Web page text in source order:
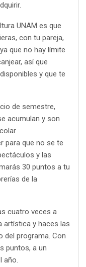
UNAM es que
con tu pareja,
que no hay límite
así que
y que te
de semestre,
acumulan y son
para que no se te
y las
30 puntos a tu
de la
cuatro veces a
artística y haces las
del programa. Con
puntos, a un
año.